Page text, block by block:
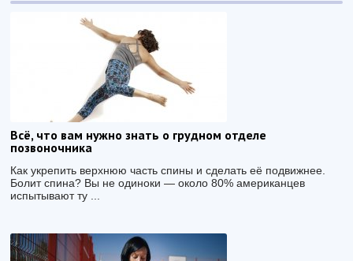
Всё, что вам нужно знать о грудном отделе
позвоночника
Как укрепить верхнюю часть спины и сделать её подвижнее.
Болит спина? Вы не одиноки — около 80% американцев
испытывают ту ...